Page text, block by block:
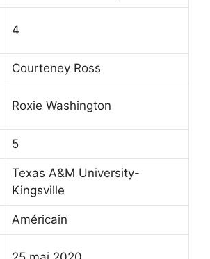
4
Courteney Ross
Roxie Washington
5
Texas A&M University-
Kingsville
Américain